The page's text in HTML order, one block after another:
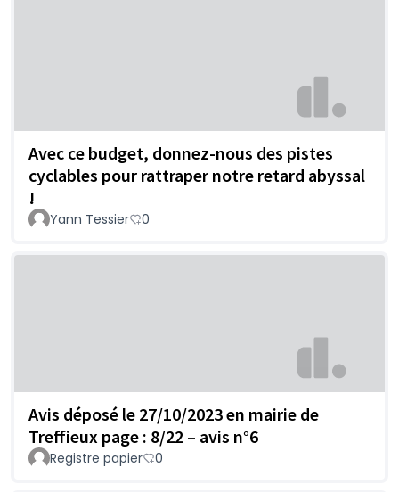
Avec ce budget, donnez-nous des pistes
cyclables pour rattraper notre retard abyssal
!
Yann Tessier 0
Avis déposé le 27/10/2023 en mairie de
Treffieux page : 8/22 – avis n°6
Registre papier 0